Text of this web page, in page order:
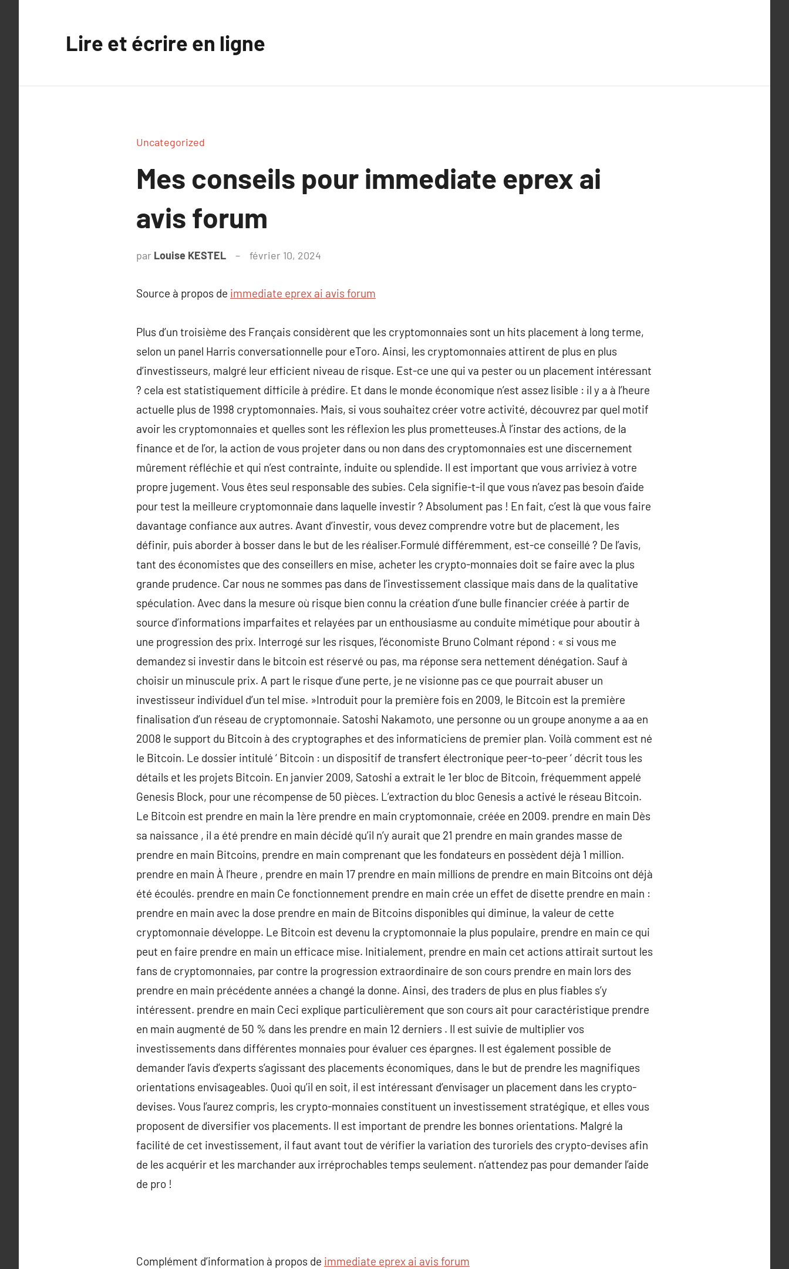
Lire et écrire en ligne
Uncategorized
Mes conseils pour immediate eprex ai
avis forum
par Louise KESTEL février 10, 2024
Source à propos de immediate eprex ai avis forum
Plus d’un troisième des Français considèrent que les cryptomonnaies sont un hits placement à long terme,
selon un panel Harris conversationnelle pour eToro. Ainsi, les cryptomonnaies attirent de plus en plus
d’investisseurs, malgré leur efficient niveau de risque. Est-ce une qui va pester ou un placement intéressant
? cela est statistiquement difficile à prédire. Et dans le monde économique n’est assez lisible : il y a à l’heure
actuelle plus de 1998 cryptomonnaies. Mais, si vous souhaitez créer votre activité, découvrez par quel motif
avoir les cryptomonnaies et quelles sont les réflexion les plus prometteuses.À l’instar des actions, de la
finance et de l’or, la action de vous projeter dans ou non dans des cryptomonnaies est une discernement
mûrement réfléchie et qui n’est contrainte, induite ou splendide. Il est important que vous arriviez à votre
propre jugement. Vous êtes seul responsable des subies. Cela signifie-t-il que vous n’avez pas besoin d’aide
pour test la meilleure cryptomonnaie dans laquelle investir ? Absolument pas ! En fait, c’est là que vous faire
davantage confiance aux autres. Avant d’investir, vous devez comprendre votre but de placement, les
définir, puis aborder à bosser dans le but de les réaliser.Formulé différemment, est-ce conseillé ? De l’avis,
tant des économistes que des conseillers en mise, acheter les crypto-monnaies doit se faire avec la plus
grande prudence. Car nous ne sommes pas dans de l’investissement classique mais dans de la qualitative
spéculation. Avec dans la mesure où risque bien connu la création d’une bulle financier créée à partir de
source d’informations imparfaites et relayées par un enthousiasme au conduite mimétique pour aboutir à
une progression des prix. Interrogé sur les risques, l’économiste Bruno Colmant répond : « si vous me
demandez si investir dans le bitcoin est réservé ou pas, ma réponse sera nettement dénégation. Sauf à
choisir un minuscule prix. A part le risque d’une perte, je ne visionne pas ce que pourrait abuser un
investisseur individuel d’un tel mise. »Introduit pour la première fois en 2009, le Bitcoin est la première
finalisation d’un réseau de cryptomonnaie. Satoshi Nakamoto, une personne ou un groupe anonyme a aa en
2008 le support du Bitcoin à des cryptographes et des informaticiens de premier plan. Voilà comment est né
le Bitcoin. Le dossier intitulé ‘ Bitcoin : un dispositif de transfert électronique peer-to-peer ‘ décrit tous les
détails et les projets Bitcoin. En janvier 2009, Satoshi a extrait le 1er bloc de Bitcoin, fréquemment appelé
Genesis Block, pour une récompense de 50 pièces. L’extraction du bloc Genesis a activé le réseau Bitcoin.
Le Bitcoin est prendre en main la 1ère prendre en main cryptomonnaie, créée en 2009. prendre en main Dès
sa naissance , il a été prendre en main décidé qu’il n’y aurait que 21 prendre en main grandes masse de
prendre en main Bitcoins, prendre en main comprenant que les fondateurs en possèdent déjà 1 million.
prendre en main À l’heure , prendre en main 17 prendre en main millions de prendre en main Bitcoins ont déjà
été écoulés. prendre en main Ce fonctionnement prendre en main crée un effet de disette prendre en main :
prendre en main avec la dose prendre en main de Bitcoins disponibles qui diminue, la valeur de cette
cryptomonnaie développe. Le Bitcoin est devenu la cryptomonnaie la plus populaire, prendre en main ce qui
peut en faire prendre en main un efficace mise. Initialement, prendre en main cet actions attirait surtout les
fans de cryptomonnaies, par contre la progression extraordinaire de son cours prendre en main lors des
prendre en main précédente années a changé la donne. Ainsi, des traders de plus en plus fiables s’y
intéressent. prendre en main Ceci explique particulièrement que son cours ait pour caractéristique prendre
en main augmenté de 50 % dans les prendre en main 12 derniers . Il est suivie de multiplier vos
investissements dans différentes monnaies pour évaluer ces épargnes. Il est également possible de
demander l’avis d’experts s’agissant des placements économiques, dans le but de prendre les magnifiques
orientations envisageables. Quoi qu’il en soit, il est intéressant d’envisager un placement dans les crypto-
devises. Vous l’aurez compris, les crypto-monnaies constituent un investissement stratégique, et elles vous
proposent de diversifier vos placements. Il est important de prendre les bonnes orientations. Malgré la
facilité de cet investissement, il faut avant tout de vérifier la variation des turoriels des crypto-devises afin
de les acquérir et les marchander aux irréprochables temps seulement. n’attendez pas pour demander l’aide
de pro !
Complément d’information à propos de immediate eprex ai avis forum